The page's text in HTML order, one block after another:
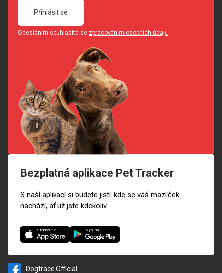
Přihlásit se
Odesláním souhlasíte se zpracováním osobních údajů
Bezplatná aplikace Pet Tracker
S naší aplikací si budete jistí, kde se váš mazlíček
nachází, ať už jste kdekoliv.
Stáhnout v Nyní na
Dogtrace Official